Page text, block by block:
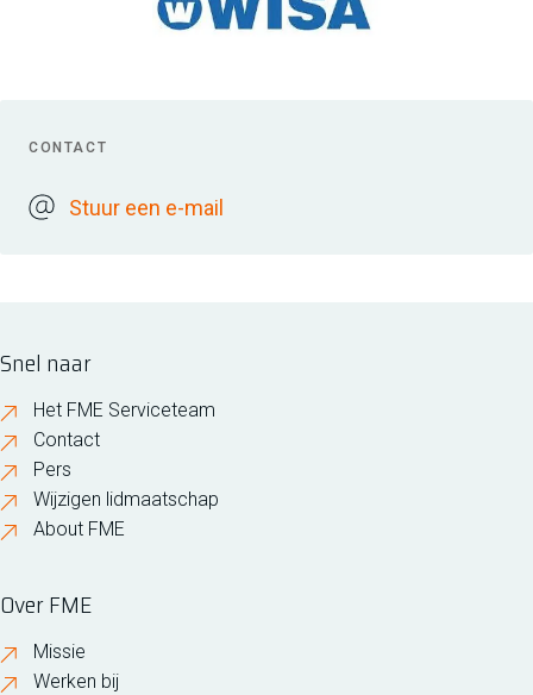
CONTACT
Stuur een e-mail
Snel naar
Het FME Serviceteam
Contact
Pers
Wijzigen lidmaatschap
About FME
Over FME
Missie
Werken bij